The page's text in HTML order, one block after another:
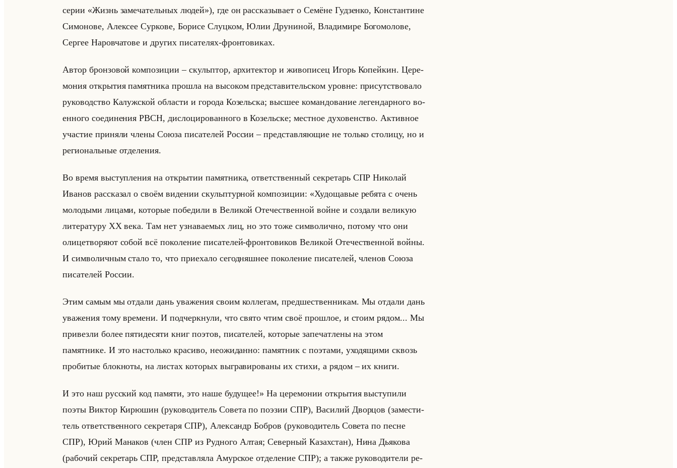
серии «Жизнь замечательных людей»), где он рас­ска­зы­ва­ет о Се­мёне Гуд­зен­ко, Кон­стан­тине
Си­мо­но­ве, Алек­сее Сур­ко­ве, Бо­ри­се Слуц­ком, Юлии Дру­ни­ной, Вла­ди­ми­ре Бо­го­мо­ло­ве,
Сер­гее На­ров­ча­то­ве и дру­гих пи­са­те­лях-фрон­то­ви­ках.
Автор брон­зо­вой ком­по­зи­ции – скульптор, ар­хи­тек­тор и жи­во­пи­сец Игорь Ко­пейкин. Це­ре­
мо­ния от­кры­тия па­мят­ни­ка про­шла на вы­со­ком пред­ста­ви­тельском уровне: при­сут­ство­ва­ло
ру­ко­вод­ство Ка­луж­ской об­ла­сти и го­ро­да Ко­зельска; выс­шее ко­ман­до­ва­ние ле­ген­дар­но­го во­
ен­но­го со­еди­не­ния РВСН, дис­ло­ци­ро­ван­но­го в Ко­зельске; мест­ное ду­хо­вен­ство. Ак­тив­ное
уча­стие при­ня­ли члены Союза пи­са­те­лей Рос­сии – пред­став­ля­ющие не только сто­ли­цу, но и
ре­ги­ональные от­де­ле­ния.
Во время вы­ступ­ле­ния на от­кры­тии па­мят­ни­ка, от­вет­ствен­ный сек­ре­тарь СПР Ни­ко­лай
Ива­нов рас­ска­зал о своём ви­де­нии скульп­тур­ной ком­по­зи­ции: «Худощавые ребята с очень
молодыми лицами, которые победили в Великой Отечественной войне и создали великую
литературу XX века. Там нет узнаваемых лиц, но это тоже символично, потому что они
олицетворяют собой всё поколение писателей-фронтовиков Великой Отечественной войны.
И символичным стало то, что приехало сегодняшнее поколение писателей, членов Союза
писателей России.
Этим самым мы отдали дань уважения своим коллегам, предшественникам. Мы отдали дань
уважения тому времени. И подчеркнули, что свято чтим своё прошлое, и стоим рядом... Мы
привезли более пятидесяти книг поэтов, писателей, которые запечатлены на этом
памятнике. И это настолько красиво, неожиданно: памятник с поэтами, уходящими сквозь
пробитые блокноты, на листах которых выгравированы их стихи, а рядом – их книги.
И это наш русский код памяти, это наше будущее!» На це­ре­мо­нии от­кры­тия вы­сту­пи­ли
поэты Вик­тор Ки­рю­шин (ру­ко­во­ди­тель Со­ве­та по по­эзии СПР), Ва­си­лий Двор­цов (за­ме­сти­
тель от­вет­ствен­но­го сек­ре­та­ря СПР), Алек­сандр Боб­ров (ру­ко­во­ди­тель Со­ве­та по песне
СПР), Юрий Ма­на­ков (член СПР из Руд­но­го Алтая; Се­вер­ный Ка­зах­стан), Нина Дья­ко­ва
(ра­бо­чий сек­ре­тарь СПР, пред­став­ля­ла Амур­ское от­де­ле­ние СПР); а также ру­ко­во­ди­те­ли ре­